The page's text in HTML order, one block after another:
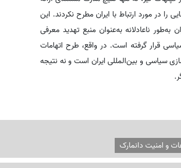
را در مورد ارتباط با ایران مطرح نکردند. این
ناعادلانه به‌عنوان منبع تهدید معرفی
قرار گرفته است. در واقع، طرح اتهامات
سیاسی و بین‌المللی ایران است و نه نتیجه
و امنیت دانمارک